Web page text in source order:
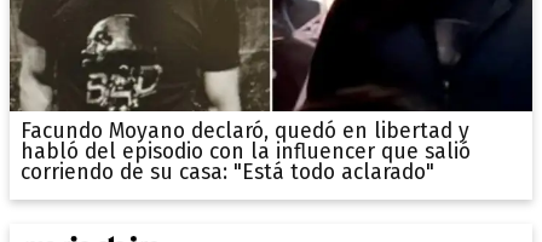
Facundo Moyano declaró, quedó en libertad y
habló del episodio con la influencer que salió
corriendo de su casa: "Está todo aclarado"